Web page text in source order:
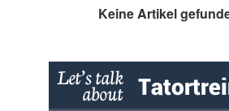
Keine Artikel